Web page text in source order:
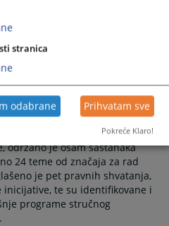
rada Panela postala je
funkcionisanju tokom
na to, VSTV BiH je, u saradnji s
niz aktivnosti koje su
neujednačenosti pravne
dijalog među sudovima.
nivou daje putokaz u
pravnom okviru koji građane
nejednak pravni položaj.
održano je osam sastanaka
24 teme od značaja za rad
je pet pravnih shvatanja,
te su identifikovane i
programe stručnog
stranica
odabrane Prihvatam sve
Pokreće Klaro!